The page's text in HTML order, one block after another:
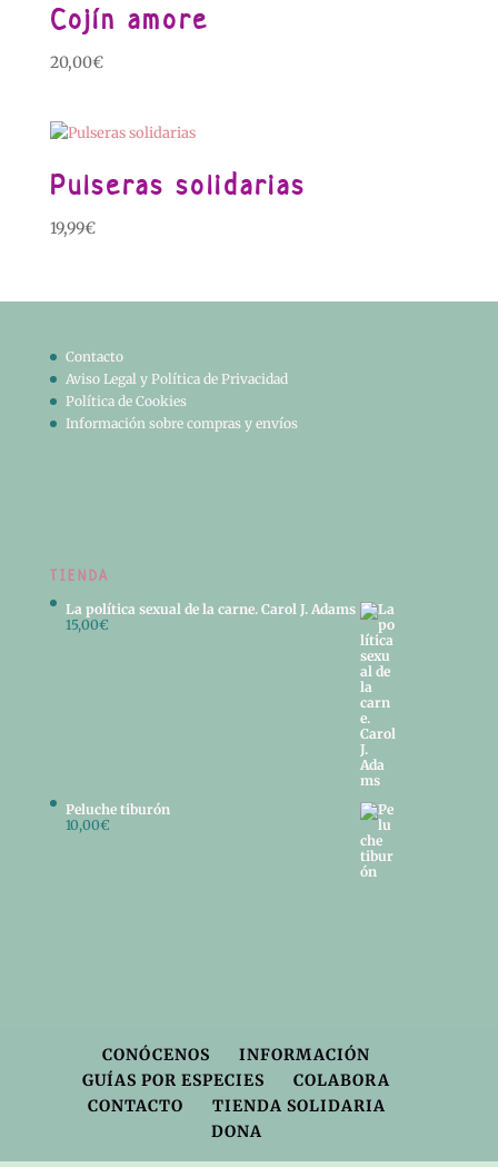
Cojín amore
20,00€
Pulseras solidarias
19,99€
Contacto
Aviso Legal y Política de Privacidad
Política de Cookies
Información sobre compras y envíos
TIENDA
La política sexual de la carne. Carol J. Adams
15,00€
Peluche tiburón
10,00€
CONÓCENOS
INFORMACIÓN
GUÍAS POR ESPECIES
COLABORA
CONTACTO
TIENDA SOLIDARIA
DONA